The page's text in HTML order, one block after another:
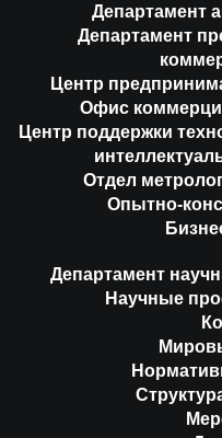
Департамент
Департамент
Центр
Офис
Центр поддержки
Отдел
Опытно-
Департамент
Научные